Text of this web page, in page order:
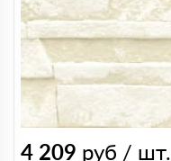
4 209 руб / шт.